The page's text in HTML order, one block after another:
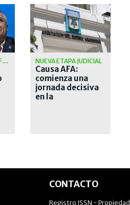
LAS RAZONES DE SU FALTAZO NUEVA ETAPA JUDICIAL
Causa AFA:
comienza una
jornada decisiva
en la
CONTACTO
Registro ISSN - Propiedad